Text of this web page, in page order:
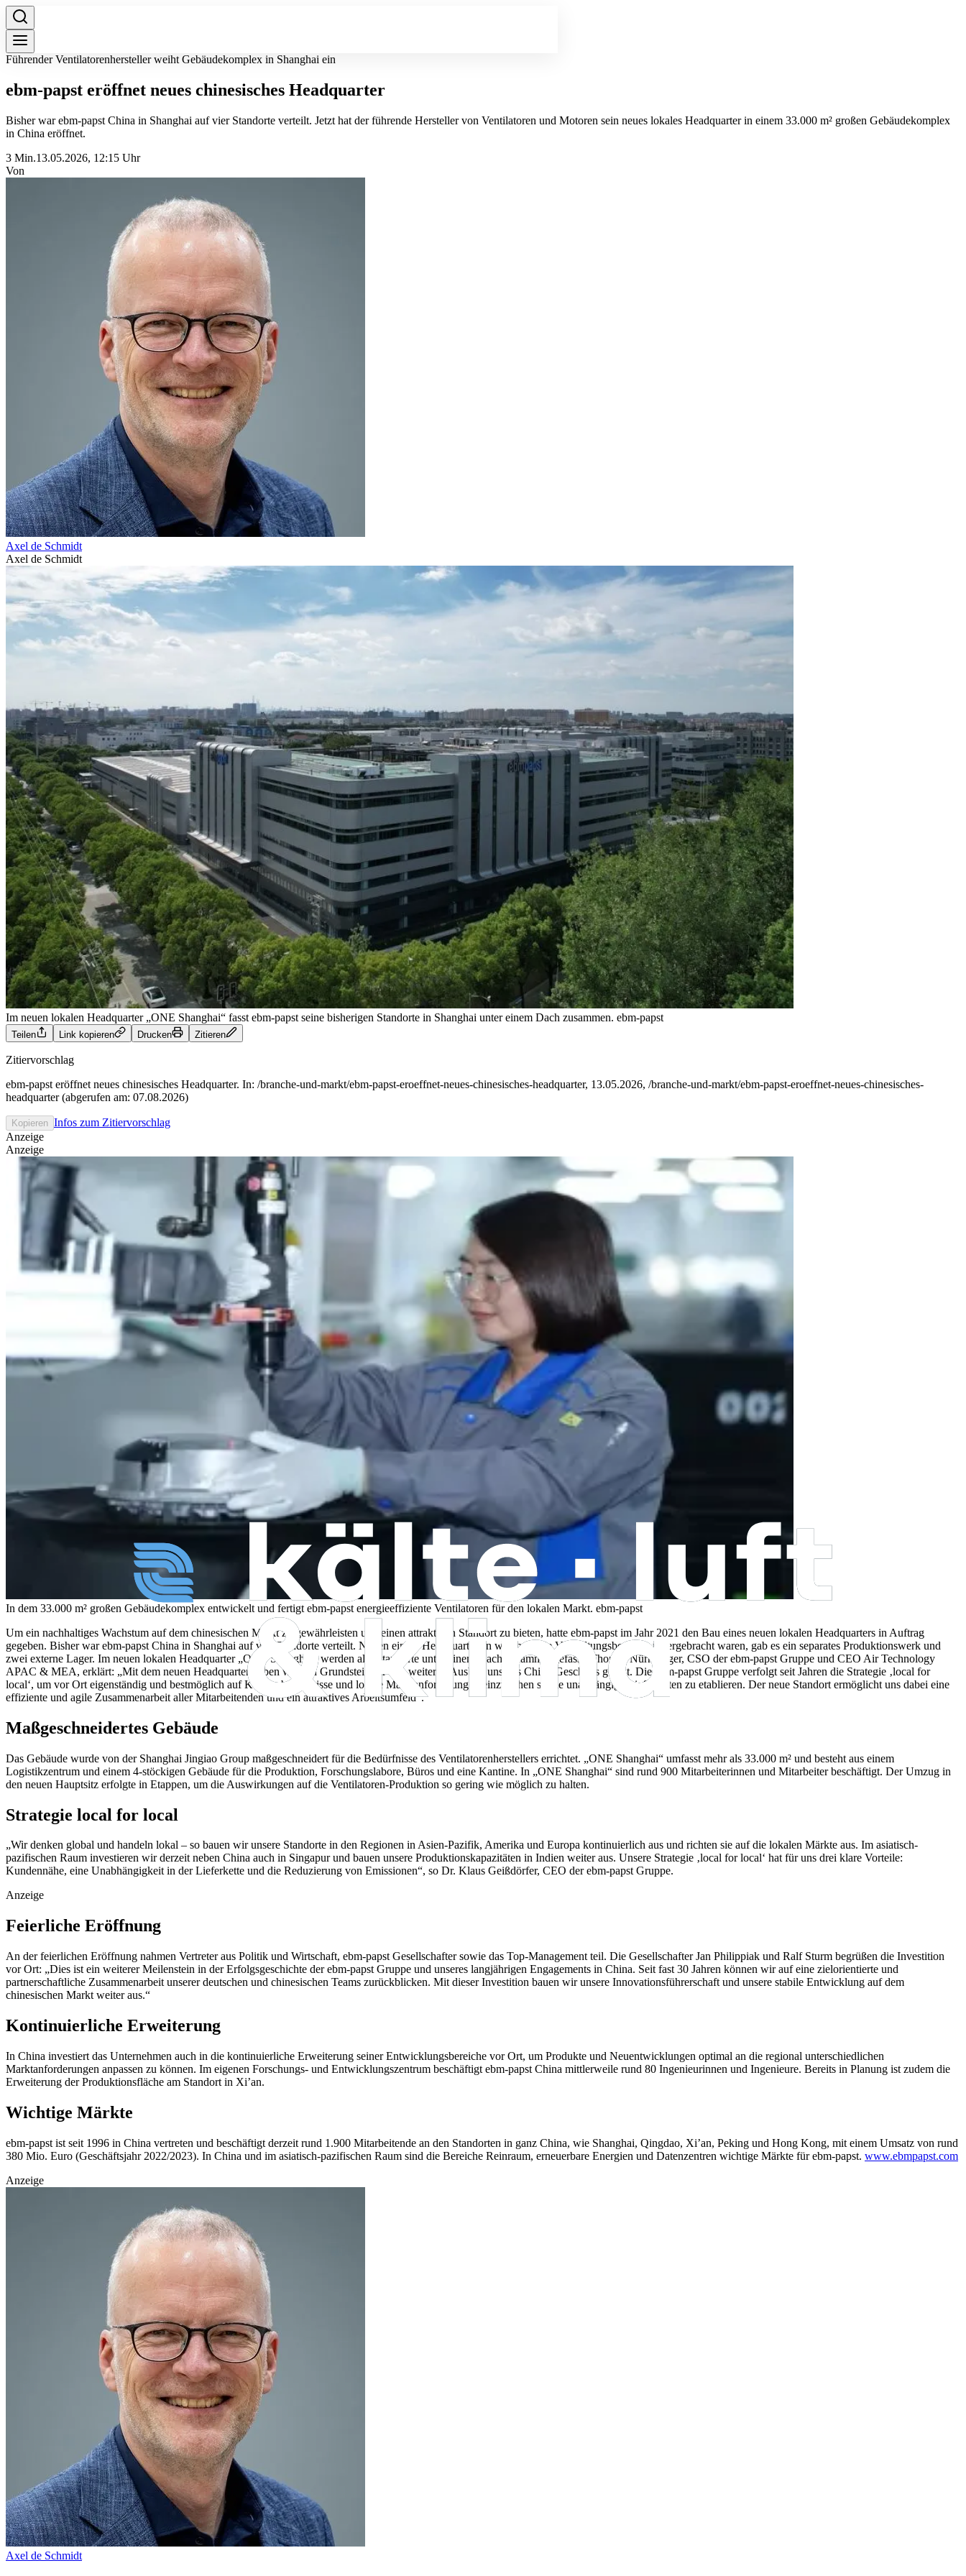
Führender Ventilatorenhersteller weiht Gebäudekomplex in Shanghai ein
ebm-papst eröffnet neues chinesisches Headquarter
Bisher war ebm-papst China in Shanghai auf vier Standorte verteilt. Jetzt hat der führende Hersteller von Ventilatoren und Motoren sein neues lokales Headquarter in einem 33.000 m² großen Gebäudekomplex
in China eröffnet.
3 Min.13.05.2026, 12:15 Uhr
Von
Axel de Schmidt
Axel de Schmidt
Im neuen lokalen Headquarter „ONE Shanghai“ fasst ebm-papst seine bisherigen Standorte in Shanghai unter einem Dach zusammen. ebm-papst
Teilen Link kopieren Drucken Zitieren
Zitiervorschlag
ebm-papst eröffnet neues chinesisches Headquarter. In: /branche-und-markt/ebm-papst-eroeffnet-neues-chinesisches-headquarter, 13.05.2026, /branche-und-markt/ebm-papst-eroeffnet-neues-chinesisches-
headquarter (abgerufen am: 07.08.2026)
Kopieren Infos zum Zitiervorschlag
Anzeige
Anzeige
In dem 33.000 m² großen Gebäudekomplex entwickelt und fertigt ebm-papst energieeffiziente Ventilatoren für den lokalen Markt. ebm-papst
Um ein nachhaltiges Wachstum auf dem chinesischen Markt zu gewährleisten und einen attraktiven Standort zu bieten, hatte ebm-papst im Jahr 2021 den Bau eines neuen lokalen Headquarters in Auftrag
gegeben. Bisher war ebm-papst China in Shanghai auf vier Standorte verteilt. Neben einem Headquarter,
in welchem die Verwaltungsbereiche untergebracht waren, gab es ein separates Produktionswerk und
zwei externe Lager. Im neuen lokalen Headquarter „ONE Shanghai“ werden alle Standorte unter einem Dach zusammengefasst.
Thomas Nürnberger, CSO der ebm-papst Gruppe und CEO Air Technology
APAC & MEA, erklärt: „Mit dem neuen Headquarter haben wir den Grundstein für den weiteren Ausbau unseres China-Geschäfts gelegt. Die ebm-papst Gruppe verfolgt seit Jahren die Strategie ‚local for
local‘, um vor Ort eigenständig und bestmöglich auf Kundenbedürfnisse und lokale Marktanforderungen einzugehen sowie unabhängige Lieferketten zu etablieren. Der neue Standort ermöglicht uns dabei eine
effiziente und agile Zusammenarbeit aller Mitarbeitenden und ein attraktives Arbeitsumfeld“.
Maßgeschneidertes Gebäude
Das Gebäude wurde von der Shanghai Jingiao Group maßgeschneidert für die Bedürfnisse des Ventilatorenherstellers errichtet. „ONE Shanghai“ umfasst mehr als 33.000 m² und besteht aus einem
Logistikzentrum und einem 4-stöckigen Gebäude für die Produktion, Forschungslabore, Büros und eine Kantine. In „ONE Shanghai“ sind rund 900 Mitarbeiterinnen und Mitarbeiter beschäftigt. Der Umzug in
den neuen Hauptsitz erfolgte in Etappen, um die Auswirkungen auf die Ventilatoren-Produktion so gering wie möglich zu halten.
Strategie local for local
„Wir denken global und handeln lokal – so bauen wir unsere Standorte in den Regionen in Asien-Pazifik, Amerika und Europa kontinuierlich aus und richten sie auf die lokalen Märkte aus. Im asiatisch-
pazifischen Raum investieren wir derzeit neben China auch in Singapur und bauen unsere Produktionskapazitäten in Indien weiter aus. Unsere Strategie ‚local for local‘ hat für uns drei klare Vorteile:
Kundennähe, eine Unabhängigkeit in der Lieferkette und die Reduzierung von Emissionen“, so Dr. Klaus Geißdörfer, CEO der ebm-papst Gruppe.
Anzeige
Feierliche Eröffnung
An der feierlichen Eröffnung nahmen Vertreter aus Politik und Wirtschaft, ebm-papst Gesellschafter sowie das Top-Management teil. Die Gesellschafter Jan Philippiak und Ralf Sturm begrüßen die Investition
vor Ort: „Dies ist ein weiterer Meilenstein in der Erfolgsgeschichte der ebm-papst Gruppe und unseres langjährigen Engagements in China. Seit fast 30 Jahren können wir auf eine zielorientierte und
partnerschaftliche Zusammenarbeit unserer deutschen und chinesischen Teams zurückblicken. Mit dieser Investition bauen wir unsere Innovationsführerschaft und unsere stabile Entwicklung auf dem
chinesischen Markt weiter aus.“
Kontinuierliche Erweiterung
In China investiert das Unternehmen auch in die kontinuierliche Erweiterung seiner Entwicklungsbereiche vor Ort, um Produkte und Neuentwicklungen optimal an die regional unterschiedlichen
Marktanforderungen anpassen zu können. Im eigenen Forschungs- und Entwicklungszentrum beschäftigt ebm-papst China mittlerweile rund 80 Ingenieurinnen und Ingenieure. Bereits in Planung ist zudem die
Erweiterung der Produktionsfläche am Standort in Xi’an.
Wichtige Märkte
ebm-papst ist seit 1996 in China vertreten und beschäftigt derzeit rund 1.900 Mitarbeitende an den Standorten in ganz China, wie Shanghai, Qingdao, Xi’an, Peking und Hong Kong, mit einem Umsatz von rund
380 Mio. Euro (Geschäftsjahr 2022/2023). In China und im asiatisch-pazifischen Raum sind die Bereiche Reinraum, erneuerbare Energien und Datenzentren wichtige Märkte für ebm-papst. www.ebmpapst.com
Anzeige
Axel de Schmidt